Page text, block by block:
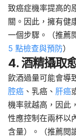
致癌症機率提高的
關。因此，擁有健
一個步驟。（推薦
5 點檢查與預防）
4. 酒精攝取
飲酒過量可能會導
腔癌 、乳癌、 肝癌
機率就越高，因此
性應控制在兩杯以
含量）。（推薦閱